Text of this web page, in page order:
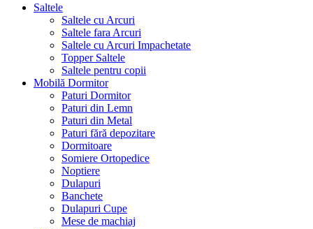
Saltele
Saltele cu Arcuri
Saltele fara Arcuri
Saltele cu Arcuri Impachetate
Topper Saltele
Saltele pentru copii
Mobilă Dormitor
Paturi Dormitor
Paturi din Lemn
Paturi din Metal
Paturi fără depozitare
Dormitoare
Somiere Ortopedice
Noptiere
Dulapuri
Banchete
Dulapuri Cupe
Mese de machiaj